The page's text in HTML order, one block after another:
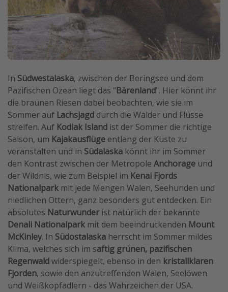
In Südwestalaska, zwischen der Beringsee und dem
Pazifischen Ozean liegt das "Bärenland". Hier könnt ihr
die braunen Riesen dabei beobachten, wie sie im
Sommer auf Lachsjagd durch die Wälder und Flüsse
streifen. Auf Kodiak Island ist der Sommer die richtige
Saison, um Kajakausflüge entlang der Küste zu
veranstalten und in Südalaska könnt ihr im Sommer
den Kontrast zwischen der Metropole Anchorage und
der Wildnis, wie zum Beispiel im Kenai Fjords
Nationalpark mit jede Mengen Walen, Seehunden und
niedlichen Ottern, ganz besonders gut entdecken. Ein
absolutes Naturwunder ist natürlich der bekannte
Denali Nationalpark mit dem beeindruckenden Mount
McKinley. In Südostalaska herrscht im Sommer mildes
Klima, welches sich im saftig grünen, pazifischen
Regenwaldwiderspiegelt, ebenso in den kristallklaren
Fjorden, sowie den anzutreffenden Walen, Seelöwen
und Weißkopfadlern - das Wahrzeichen der USA.